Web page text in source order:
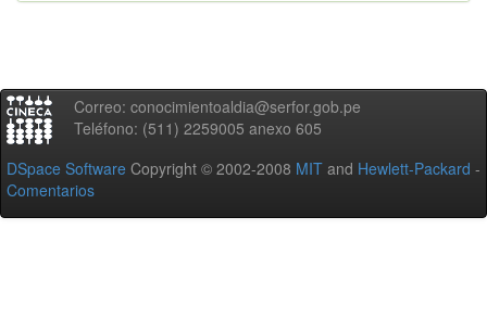
Correo: conocimientoaldia@serfor.gob.pe
Teléfono: (511) 2259005 anexo 605
DSpace Software Copyright © 2002-2008 MIT and Hewlett-Packard -
Comentarios